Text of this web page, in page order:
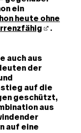
ein
heute ohne
.
auch aus
der
auf die
geschützt,
aus
auf eine